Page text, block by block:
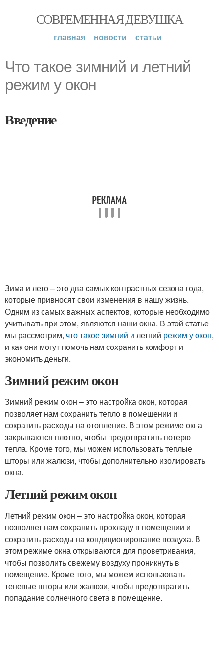
СОВРЕМЕННАЯ ДЕВУШКА
главная новости статьи
Что такое зимний и летний
режим у окон
Введение
Зима и лето – это два самых контрастных сезона года,
которые привносят свои изменения в нашу жизнь.
Одним из самых важных аспектов, которые необходимо
учитывать при этом, являются наши окна. В этой статье
мы рассмотрим, что такоезимний и летний режим у окон,
и как они могут помочь нам сохранить комфорт и
экономить деньги.
Зимний режим окон
Зимний режим окон – это настройка окон, которая
позволяет нам сохранить тепло в помещении и
сократить расходы на отопление. В этом режиме окна
закрываются плотно, чтобы предотвратить потерю
тепла. Кроме того, мы можем использовать теплые
шторы или жалюзи, чтобы дополнительно изолировать
окна.
Летний режим окон
Летний режим окон – это настройка окон, которая
позволяет нам сохранить прохладу в помещении и
сократить расходы на кондиционирование воздуха. В
этом режиме окна открываются для проветривания,
чтобы позволить свежему воздуху проникнуть в
помещение. Кроме того, мы можем использовать
теневые шторы или жалюзи, чтобы предотвратить
попадание солнечного света в помещение.